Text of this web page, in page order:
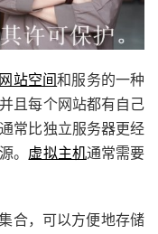
网站空间和服务的一种
且每个网站都有自己
常比独立服务器更经
。 虚拟主机通常需要
合，可以方便地存储